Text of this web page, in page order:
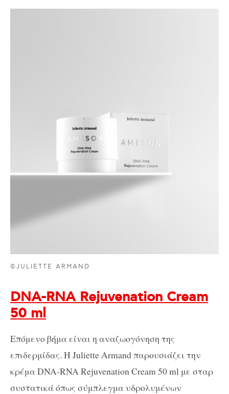
©JULIETTE ARMAND
DNA-RNA Rejuvenation Cream
50 ml
Επόμενο βήμα είναι η αναζωογόνηση της
επιδερμίδας. Η Juliette Armand παρουσιάζει την
κρέμα DNA-RNA Rejuvenation Cream 50 ml με σταρ
συστατικά όπως σύμπλεγμα υδρολυμένων